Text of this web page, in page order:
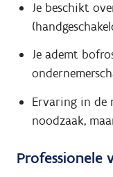
Je beschikt
Je ademt
Ervaring in de
noodzaak,
Professionele